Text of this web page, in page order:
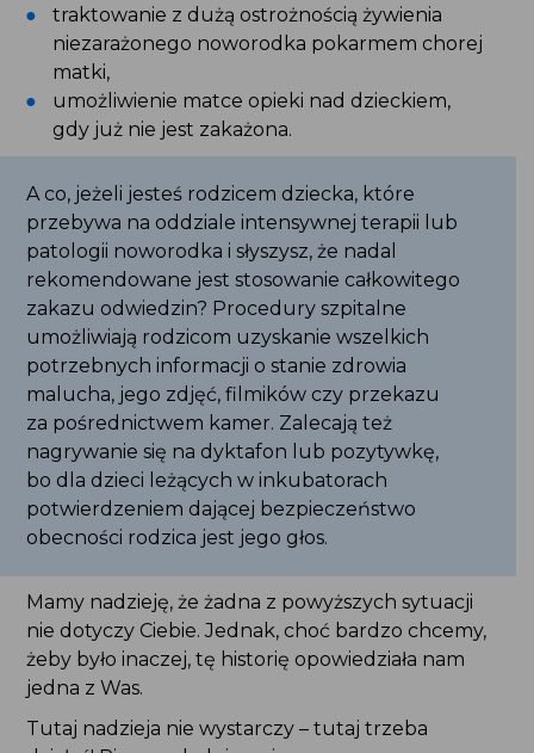
u matki podejrzanej o zakażenie,
traktowanie z dużą ostrożnością żywienia
niezarażonego noworodka pokarmem chorej
matki,
umożliwienie matce opieki nad dzieckiem,
A co, jeżeli jesteś rodzicem dziecka, które
przebywa na oddziale intensywnej terapii lub
patologii noworodka i słyszysz, że nadal
rekomendowane jest stosowanie całkowitego
zakazu odwiedzin? Procedury szpitalne
umożliwiają rodzicom uzyskanie wszelkich
potrzebnych informacji o stanie zdrowia malucha,
jego zdjęć, filmików czy przekazu
za pośrednictwem kamer. Zalecają też
nagrywanie się na dyktafon lub pozytywkę, bo dla
dzieci leżących w inkubatorach potwierdzeniem
dającej bezpieczeństwo obecności rodzica jest
Mamy nadzieję, że żadna z powyższych sytuacji
nie dotyczy Ciebie. Jednak, choć bardzo chcemy,
żeby było inaczej, tę historię opowiedziała nam
jedna z Was.